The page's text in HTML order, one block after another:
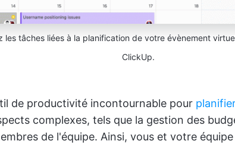
les tâches liées à la planification de votre évènement
ClickUp.
de productivité incontournable pour
complexes, tels que la gestion des
de l'équipe. Ainsi, vous et votre